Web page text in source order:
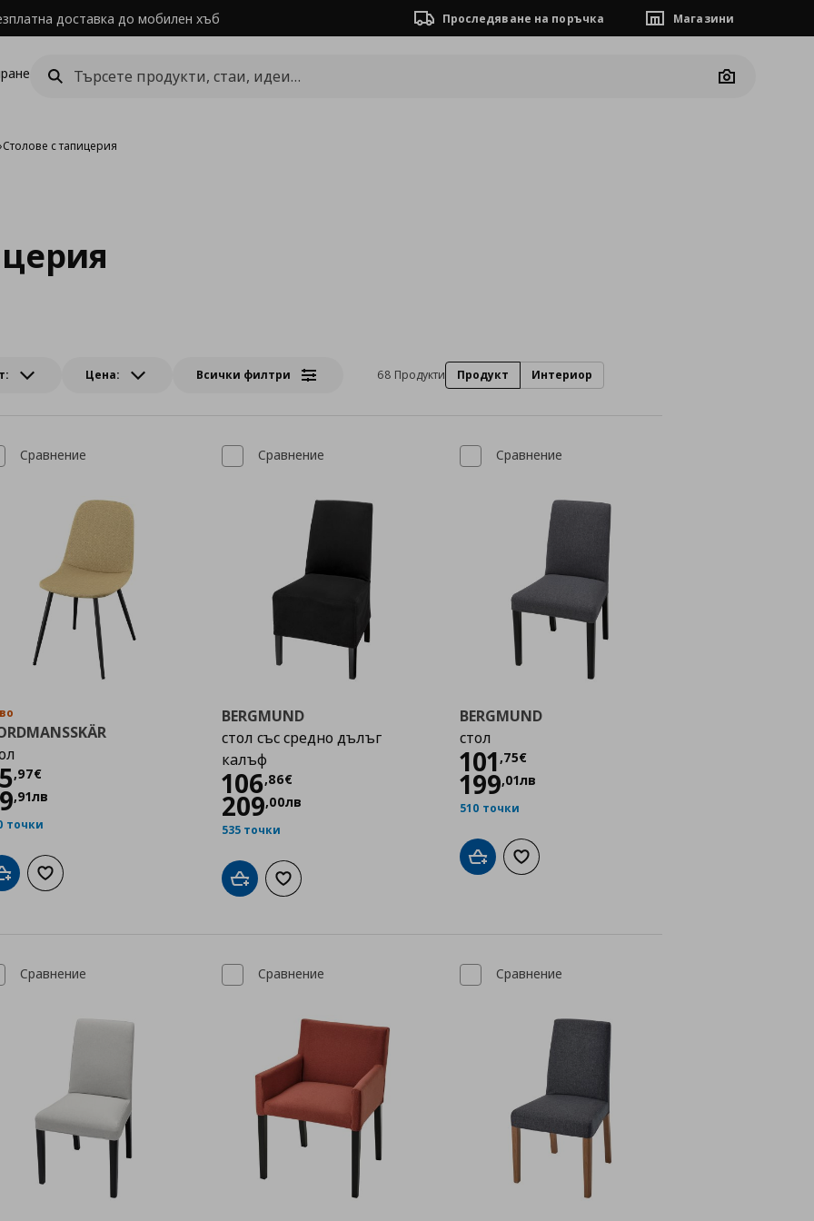
доставка до мобилен хъб Проследяване на поръчка Магазини
Camera
›Столове с тапицерия
Цена: Всички филтри 68 Продукти Продукт Интериор
Сравнение
,97€
,91лв
точки
Добави в кошницата
Добави към списъка с любими
Сравнение
BERGMUND
стол със средно дълъг
калъф
106,86€
Цена
209,00лв
535 точки
Добави в кошницата
Добави към списъка с любими
Сравнение
BERGMUND
стол
101,75€
Цена
199,01лв
510 точки
Добави в кошницата
Добави към списъка с любими
Сравнение Сравнение Сравнение